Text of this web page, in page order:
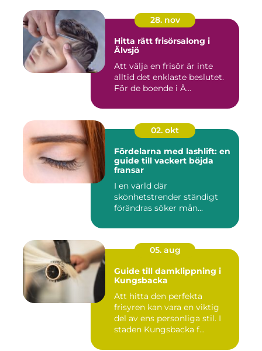
28. nov
Hitta rätt frisörsalong i
Älvsjö
Att välja en frisör är inte
alltid det enklaste beslutet.
För de boende i Ä...
02. okt
Fördelarna med lashlift: en
guide till vackert böjda
fransar
I en värld där
skönhetstrender ständigt
förändras söker mån...
05. aug
Guide till damklippning i
Kungsbacka
Att hitta den perfekta
frisyren kan vara en viktig
del av ens personliga stil. I
staden Kungsbacka f...